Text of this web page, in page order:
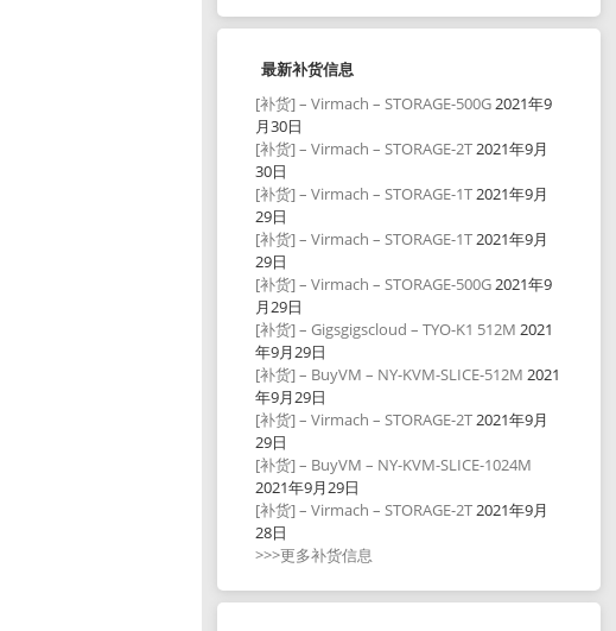
最新补货信息
[补货] – Virmach – STORAGE-500G2021年9
月30日
[补货] – Virmach – STORAGE-2T2021年9月
30日
[补货] – Virmach – STORAGE-1T2021年9月
29日
[补货] – Virmach – STORAGE-1T2021年9月
29日
[补货] – Virmach – STORAGE-500G2021年9
月29日
[补货] – Gigsgigscloud – TYO-K1 512M 2021
年9月29日
[补货] – BuyVM – NY-KVM-SLICE-512M 2021
年9月29日
[补货] – Virmach – STORAGE-2T2021年9月
29日
[补货] – BuyVM – NY-KVM-SLICE-1024M
2021年9月29日
[补货] – Virmach – STORAGE-2T2021年9月
28日
>>>更多补货信息